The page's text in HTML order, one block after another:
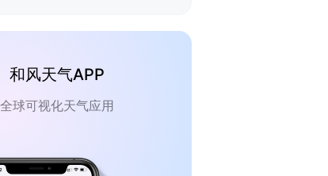
和风天气APP
全球可视化天气应用